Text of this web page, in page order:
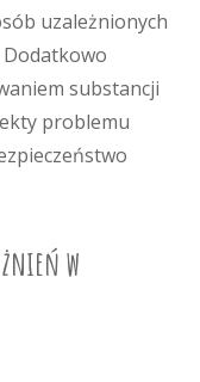
uzależnionych
substancji
problemu
w